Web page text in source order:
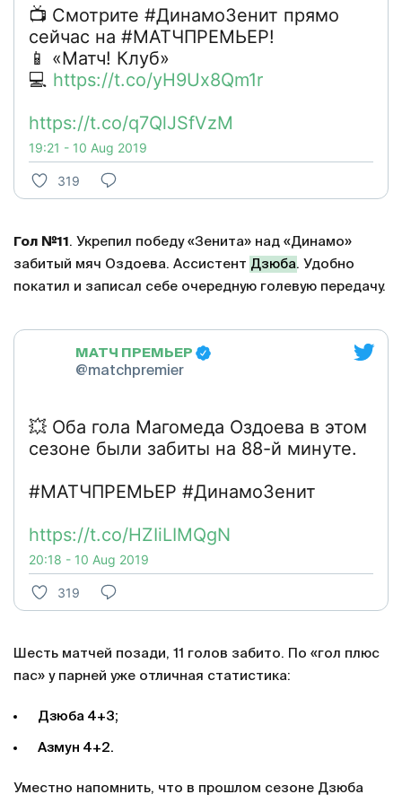
📺 Смотрите #ДинамоЗенит прямо
сейчас на #МАТЧПРЕМЬЕР!
📱 «Матч! Клуб»
💻 https://t.co/yH9Ux8Qm1r
https://t.co/q7QlJSfVzM
19:21 - 10 Aug 2019
319
Гол №11 . Укрепил победу «Зенита» над «Динамо»
забитый мяч Оздоева. Ассистент Дзюба. Удобно
покатил и записал себе очередную голевую передачу.
МАТЧ ПРЕМЬЕР
@matchpremier
💥 Оба гола Магомеда Оздоева в этом
сезоне были забиты на 88-й минуте.
#МАТЧПРЕМЬЕР #ДинамоЗенит
https://t.co/HZIiLIMQgN
20:18 - 10 Aug 2019
319
Шесть матчей позади, 11 голов забито. По «гол плюс
пас» у парней уже отличная статистика:
Дзюба 4+3;
Азмун 4+2.
Уместно напомнить, что в прошлом сезоне Дзюба